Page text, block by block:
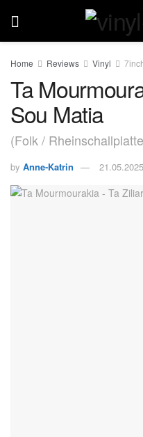
Home Reviews Vinyl
Ta
Sou Matia
(Folk /
by Anne-Katrin 21.05.2025